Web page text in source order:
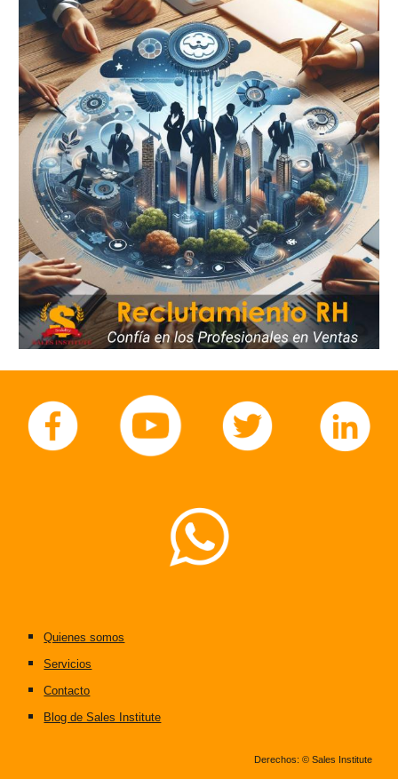
Quienes somos
Servicios
Contacto
Blog de Sales Institute
Derechos: © Sales Institute